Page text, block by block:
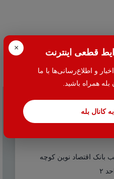
× قطعی اینترنت
و اطلاع‌رسانی‌ها با ما
همراه باشید.
کانال بله
بانک اقتصاد نوین کوچه